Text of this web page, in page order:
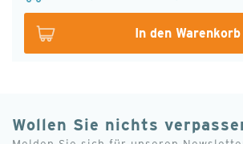
In den Warenkorb
Wollen Sie nichts